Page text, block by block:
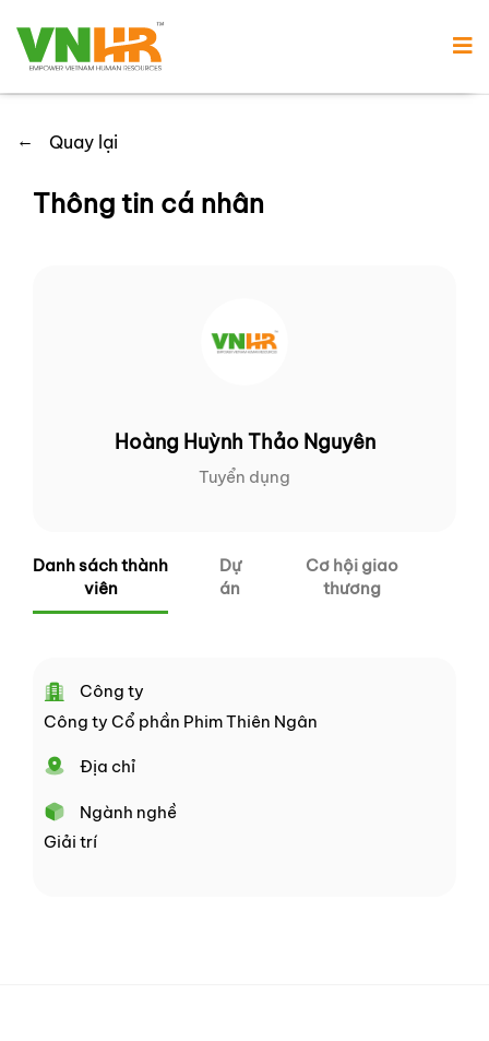
← Quay lại
Thông tin cá nhân
Hoàng Huỳnh Thảo Nguyên
Tuyển dụng
Danh sách thành
viên
Dự
án
Cơ hội giao
thương
Công ty
Công ty Cổ phần Phim Thiên Ngân
Địa chỉ
Ngành nghề
Giải trí